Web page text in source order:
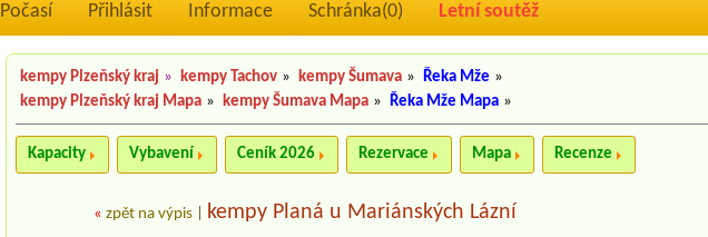
Počasí Přihlásit Informace Schránka(0) Letní soutěž
kempy Plzeňský kraj » kempy Tachov » kempy Šumava » Řeka Mže »
kempy Plzeňský kraj Mapa » kempy Šumava Mapa » Řeka Mže Mapa »
Kapacity Vybavení Ceník 2026 Rezervace Mapa Recenze
«zpět na výpis kempy Planá u Mariánských Lázní